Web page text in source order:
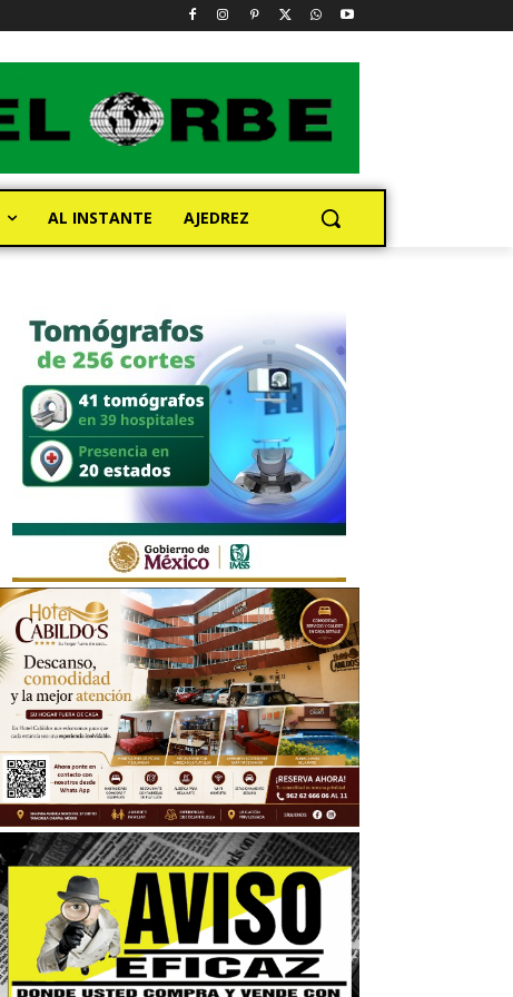
AL INSTANTE AJEDREZ